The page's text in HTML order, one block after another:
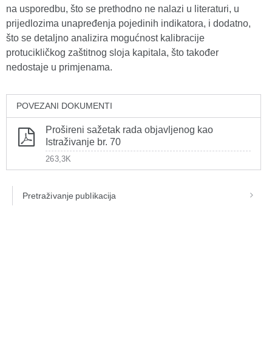
na usporedbu, što se prethodno ne nalazi u literaturi, u
prijedlozima unapređenja pojedinih indikatora, i dodatno,
što se detaljno analizira mogućnost kalibracije
protucikličkog zaštitnog sloja kapitala, što također
nedostaje u primjenama.
POVEZANI DOKUMENTI
Prošireni sažetak rada objavljenog kao
Istraživanje br. 70
263,3K
Pretraživanje publikacija